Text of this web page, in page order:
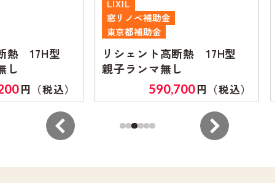
型
税込）
窓リノベ補助金
東京都補助金
リシェント高断熱 17H型
親子ランマ無し
590,700円（税込）